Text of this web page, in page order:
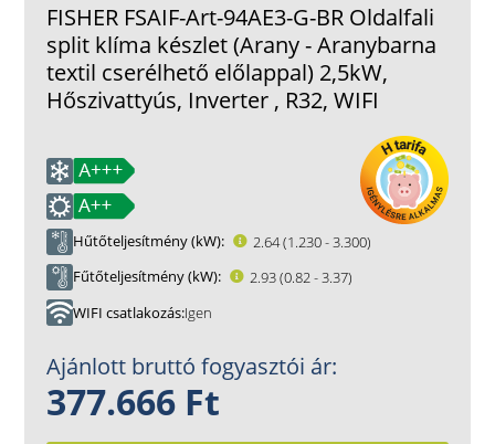
FISHER FSAIF-Art-94AE3-G-BR Oldalfali
split klíma készlet (Arany - Aranybarna
textil cserélhető előlappal) 2,5kW,
Hőszivattyús, Inverter , R32, WIFI
Hűtőteljesítmény (kW)
2.64 (1.230 - 3.300)
Fűtőteljesítmény (kW)
2.93 (0.82 - 3.37)
WIFI csatlakozás Igen
Ajánlott bruttó fogyasztói ár:
377.666 Ft